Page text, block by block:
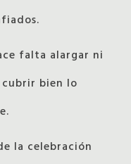
falta alargar ni
bien lo
la celebración